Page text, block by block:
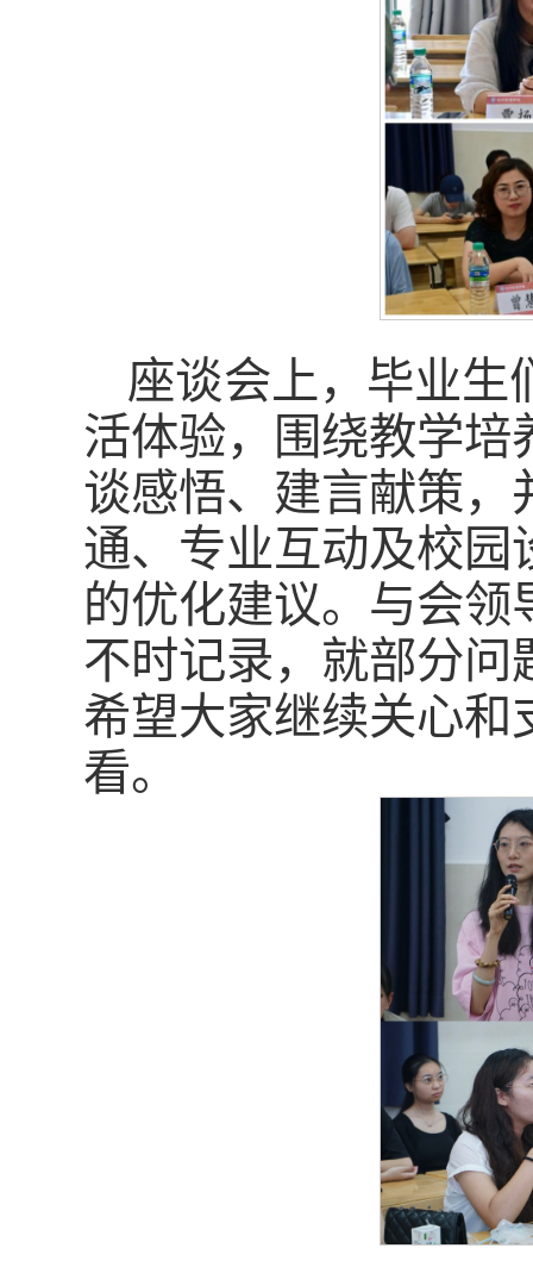
座谈会上，毕业生
活体验，围绕教学
谈感悟、建言献策
通、专业互动及校
的优化建议。与会
不时记录，就部分
希望大家继续关心
看。